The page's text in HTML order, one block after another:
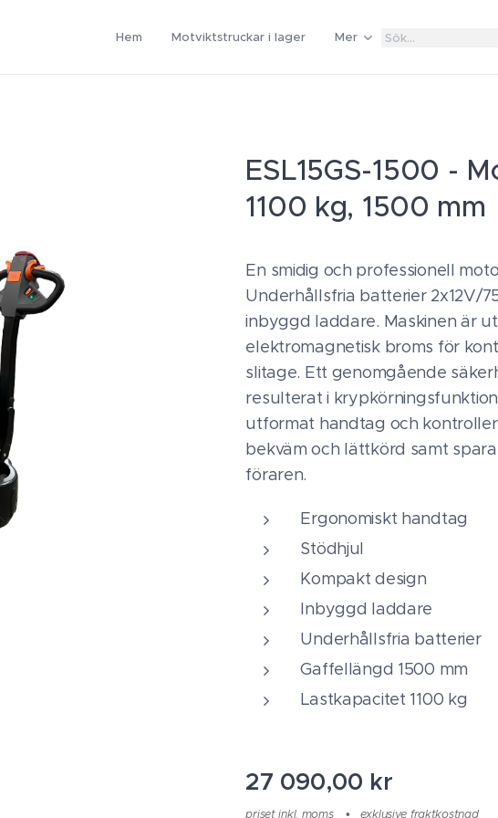
Hem Motviktstruckar i lager Mer
ESL15GS-1500 -
1100 kg, 1500 mm
En smidig och professionell
Underhållsfria batterier 2x12V/
inbyggd laddare. Maskinen är
elektromagnetisk broms för
slitage. Ett genomgående
resulterat i
utformat handtag och
bekväm och lättkörd samt
föraren.
Ergonomiskt handtag
Stödhjul
Kompakt design
Inbyggd laddare
Underhållsfria batterier
Gaffellängd 1500 mm
Lastkapacitet 1100 kg
27 090,00 kr
priset inkl. moms exklusive fraktkostnad